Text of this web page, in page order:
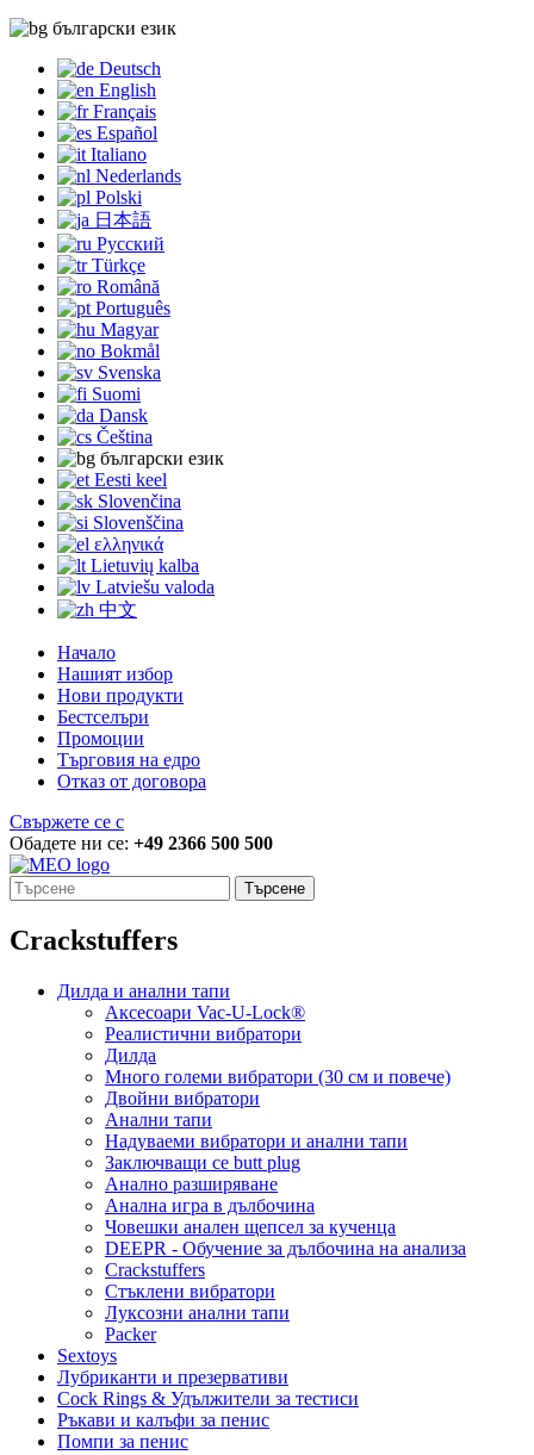
български език
Deutsch
English
Français
Español
Italiano
Nederlands
Polski
日本語
Русский
Türkçe
Română
Português
Magyar
Bokmål
Svenska
Suomi
Dansk
Čeština
български език
Eesti keel
Slovenčina
Slovenščina
ελληνικά
Lietuvių kalba
Latviešu valoda
中文
Начало
Нашият избор
Нови продукти
Бестселъри
Промоции
Търговия на едро
Отказ от договора
Свържете се с
Обадете ни се: +49 2366 500 500
Търсене
Crackstuffers
Дилда и анални тапи
Аксесоари Vac-U-Lock®
Реалистични вибратори
Дилда
Много големи вибратори (30 см и повече)
Двойни вибратори
Анални тапи
Надуваеми вибратори и анални тапи
Заключващи се butt plug
Анално разширяване
Анална игра в дълбочина
Човешки анален щепсел за кученца
DEEPR - Обучение за дълбочина на анализа
Crackstuffers
Стъклени вибратори
Луксозни анални тапи
Packer
Sextoys
Лубриканти и презервативи
Cock Rings & Удължители за тестиси
Ръкави и калъфи за пенис
Помпи за пенис